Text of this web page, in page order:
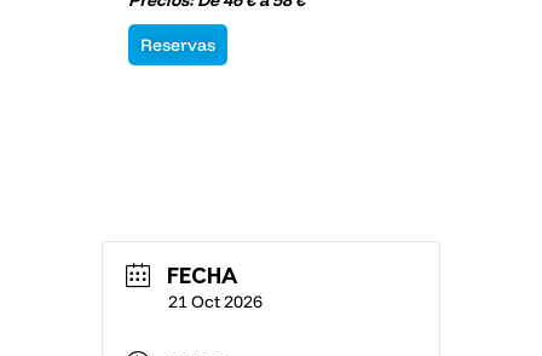
Reservas
FECHA
21 Oct 2026